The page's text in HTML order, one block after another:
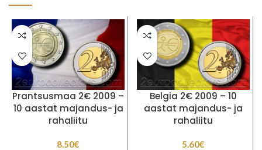
Prantsusmaa 2€ 2009 –
10 aastat majandus- ja
rahaliitu
8.50€
Belgia 2€ 2009 – 10
aastat majandus- ja
rahaliitu
5.60€